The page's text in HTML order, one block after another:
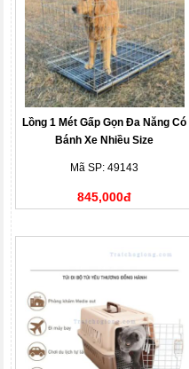
Lồng 1 Mét Gấp Gọn Đa Năng Có
Bánh Xe Nhiều Size
Mã SP: 49143
845,000đ